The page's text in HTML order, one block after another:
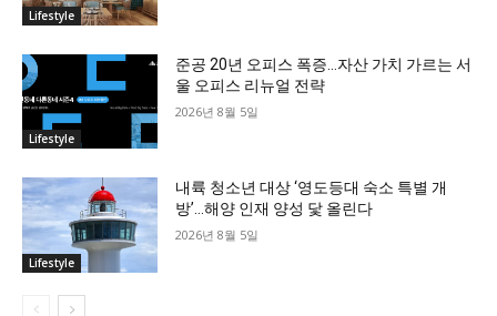
Lifestyle
Lifestyle
준공 20년 오피스 폭증…자산 가치 가르는 서
울 오피스 리뉴얼 전략
2026년 8월 5일
Lifestyle
내륙 청소년 대상 ‘영도등대 숙소 특별 개
방’…해양 인재 양성 닻 올린다
2026년 8월 5일